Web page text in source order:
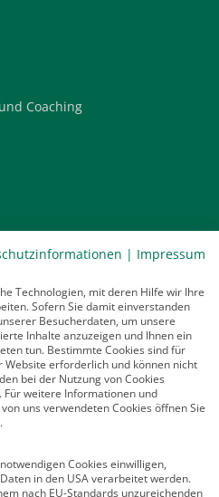
Coaching
| Impressum
Technologien, mit deren Hilfe wir Ihre
Sofern Sie damit einverstanden
Besucherdaten, um unsere
Inhalte anzuzeigen und Ihnen ein
tun. Bestimmte Cookies sind für
erforderlich und können nicht
bei der Nutzung von Cookies
weitere Informationen und
uns verwendeten Cookies öffnen Sie
Cookies einwilligen,
in den USA verarbeitet werden.
nach EU-Standards unzureichenden